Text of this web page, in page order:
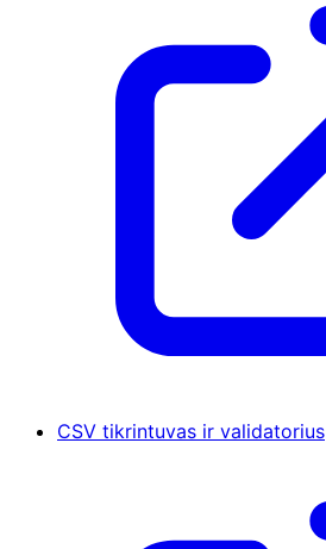
CSV tikrintuvas ir validatorius